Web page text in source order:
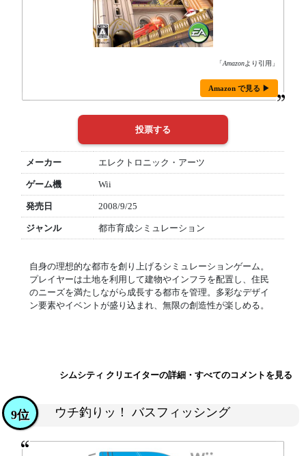
「Amazonより引用」
Amazon で見る ▶
メーカー エレクトロニック・アーツ
ゲーム機 Wii
発売日 2008/9/25
ジャンル 都市育成シミュレーション
自身の理想的な都市を創り上げるシミュレーションゲーム。
プレイヤーは土地を利用して建物やインフラを配置し、住民
のニーズを満たしながら成長する都市を管理。多彩なデザイ
ン要素やイベントが盛り込まれ、無限の創造性が楽しめる。
シムシティ クリエイターの詳細・すべてのコメントを見る
ウチ釣りッ！ バスフィッシング
9位